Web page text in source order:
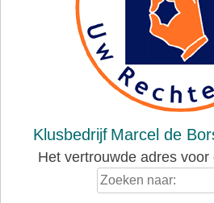
Klusbedrijf Marcel de
Het vertrouwde adres